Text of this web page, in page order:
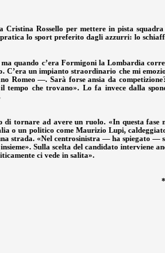
Rossello per mettere in pista
lo sport preferito dagli azzurri: lo
quando c’era Formigoni la Lombardia
un impianto straordinario che mi
Romeo —. Sarà forse ansia da
tempo che trovano». Lo fa invece dalla
tornare ad avere un ruolo. «In questa
o un politico come Maurizio Lupi,
strada. «Nel centrosinistra — ha spiegato
Sulla scelta del candidato interviene
ci vede in salita».